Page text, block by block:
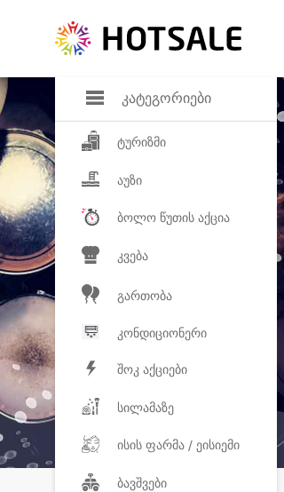
კატეგორიები
ტურიზმი
აუზი
ბოლო წუთის აქცია
კვება
გართობა
კონდიციონერი
შოკ აქციები
სილამაზე
ისის ფარმა / ეისიემი
ბავშვები